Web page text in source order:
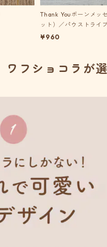
Thank Youボーンメッ
ット）／パウストライ
¥960
ワフショコラが